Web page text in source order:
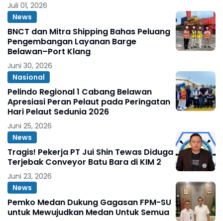
Juli 01, 2026
News
BNCT dan Mitra Shipping Bahas Peluang
Pengembangan Layanan Barge
Belawan–Port Klang
Juni 30, 2026
Nasional
Pelindo Regional 1 Cabang Belawan
Apresiasi Peran Pelaut pada Peringatan
Hari Pelaut Sedunia 2026
Juni 25, 2026
News
Tragis! Pekerja PT Jui Shin Tewas Diduga
Terjebak Conveyor Batu Bara di KIM 2
Juni 23, 2026
News
Pemko Medan Dukung Gagasan FPM-SU
untuk Mewujudkan Medan Untuk Semua